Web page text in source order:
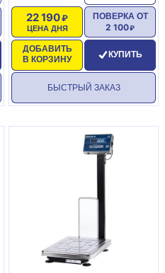
ЦЕНА ДНЯ
22 190
ДОБАВИТЬ
В КОРЗИНУ
ПОВЕРКА ОТ
2 100
КУПИТЬ
БЫСТРЫЙ ЗАКАЗ